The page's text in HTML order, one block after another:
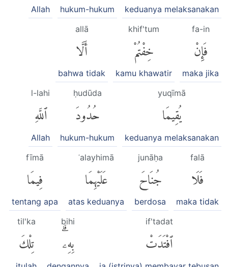
keduanya melaksanakan
hukum-hukum
Allah
fa-in
فَإِنْ
maka jika
khif'tum
خِفْتُمْ
kamu khawatir
allā
أَلَّا
bahwa tidak
yuqīmā
يُقِيمَا
keduanya melaksanakan
ḥudūda
حُدُودَ
hukum-hukum
l-lahi
ٱللَّهِ
Allah
falā
فَلَا
maka tidak
junāḥa
جُنَاحَ
berdosa
ʿalayhimā
عَلَيْهِمَا
atas keduanya
fīmā
فِيمَا
tentang apa
if'tadat
ٱفْتَدَتْ
bihi
بِهِۦۗ
til'ka
تِلْكَ